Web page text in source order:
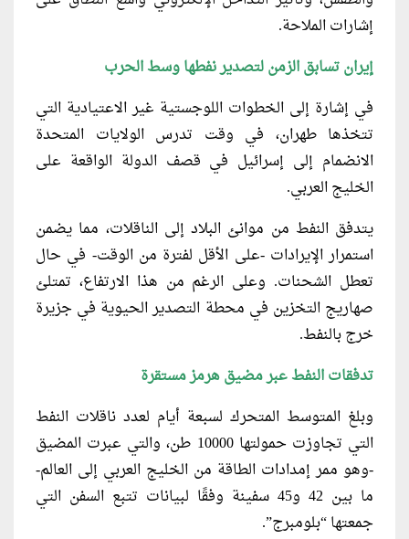
إشارات الملاحة.
إيران تسابق الزمن لتصدير نفطها وسط الحرب
في إشارة إلى الخطوات اللوجستية غير الاعتيادية التي
تتخذها طهران، في وقت تدرس الولايات المتحدة
الانضمام إلى إسرائيل في قصف الدولة الواقعة على
الخليج العربي.
يتدفق النفط من موانئ البلاد إلى الناقلات، مما يضمن
استمرار الإيرادات -على الأقل لفترة من الوقت- في حال
تعطل الشحنات. وعلى الرغم من هذا الارتفاع، تمتلئ
صهاريج التخزين في محطة التصدير الحيوية في جزيرة
خرج بالنفط.
تدفقات النفط عبر مضيق هرمز مستقرة
وبلغ المتوسط المتحرك لسبعة أيام لعدد ناقلات النفط
التي تجاوزت حمولتها 10000 طن، والتي عبرت المضيق
-وهو ممر إمدادات الطاقة من الخليج العربي إلى العالم-
ما بين 42 و45 سفينة وفقًا لبيانات تتبع السفن التي
جمعتها “بلومبرج”.